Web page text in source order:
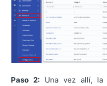
Paso 2: Una vez allí, la